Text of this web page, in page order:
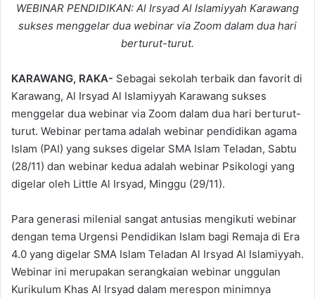
WEBINAR PENDIDIKAN: Al Irsyad Al Islamiyyah Karawang
sukses menggelar dua webinar via Zoom dalam dua hari
berturut-turut.
KARAWANG, RAKA- Sebagai sekolah terbaik dan favorit di
Karawang, Al Irsyad Al Islamiyyah Karawang sukses
menggelar dua webinar via Zoom dalam dua hari berturut-
turut. Webinar pertama adalah webinar pendidikan agama
Islam (PAI) yang sukses digelar SMA Islam Teladan, Sabtu
(28/11) dan webinar kedua adalah webinar Psikologi yang
digelar oleh Little Al Irsyad, Minggu (29/11).
Para generasi milenial sangat antusias mengikuti webinar
dengan tema Urgensi Pendidikan Islam bagi Remaja di Era
4.0 yang digelar SMA Islam Teladan Al Irsyad Al Islamiyyah.
Webinar ini merupakan serangkaian webinar unggulan
Kurikulum Khas Al Irsyad dalam merespon minimnya